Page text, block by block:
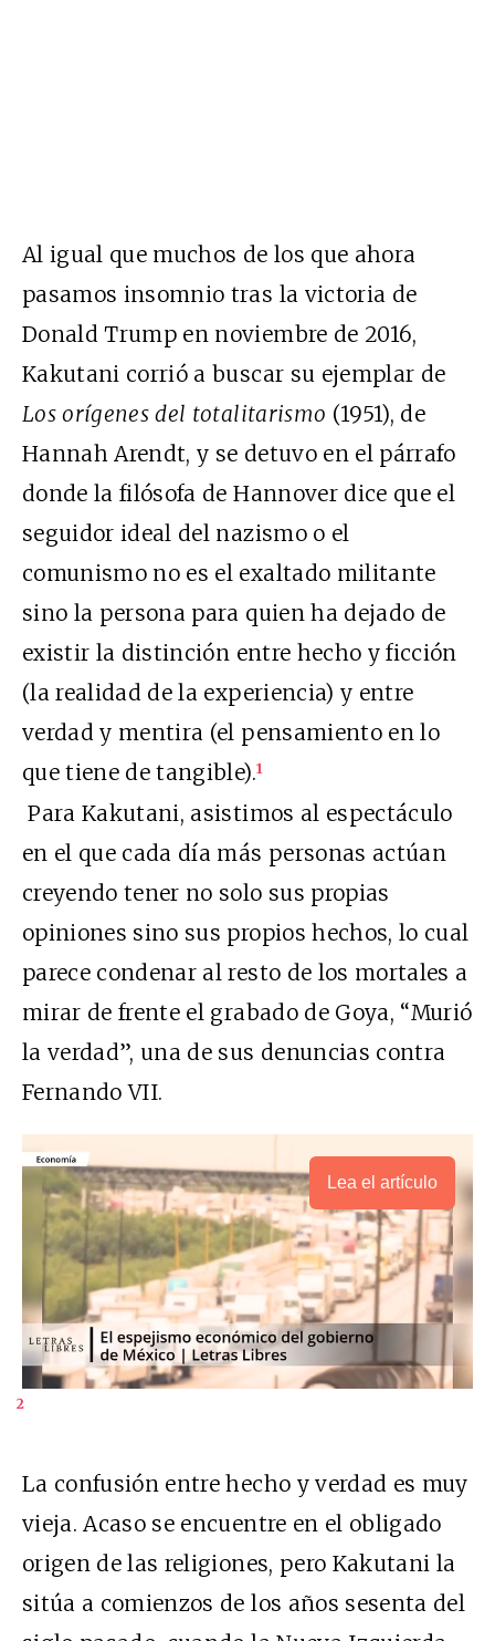
Al igual que muchos de los que ahora
pasamos insomnio tras la victoria de
Donald Trump en noviembre de 2016,
Kakutani corrió a buscar su ejemplar de
Los orígenes del totalitarismo (1951), de
Hannah Arendt, y se detuvo en el párrafo
donde la filósofa de Hannover dice que el
seguidor ideal del nazismo o el
comunismo no es el exaltado militante
sino la persona para quien ha dejado de
existir la distinción entre hecho y ficción
(la realidad de la experiencia) y entre
verdad y mentira (el pensamiento en lo
que tiene de tangible).1
Para Kakutani, asistimos al espectáculo
en el que cada día más personas actúan
creyendo tener no solo sus propias
opiniones sino sus propios hechos, lo cual
parece condenar al resto de los mortales a
mirar de frente el grabado de Goya, “Murió
la verdad”, una de sus denuncias contra
Fernando VII.
Lea el artículo
2
La confusión entre hecho y verdad es muy
vieja. Acaso se encuentre en el obligado
origen de las religiones, pero Kakutani la
sitúa a comienzos de los años sesenta del